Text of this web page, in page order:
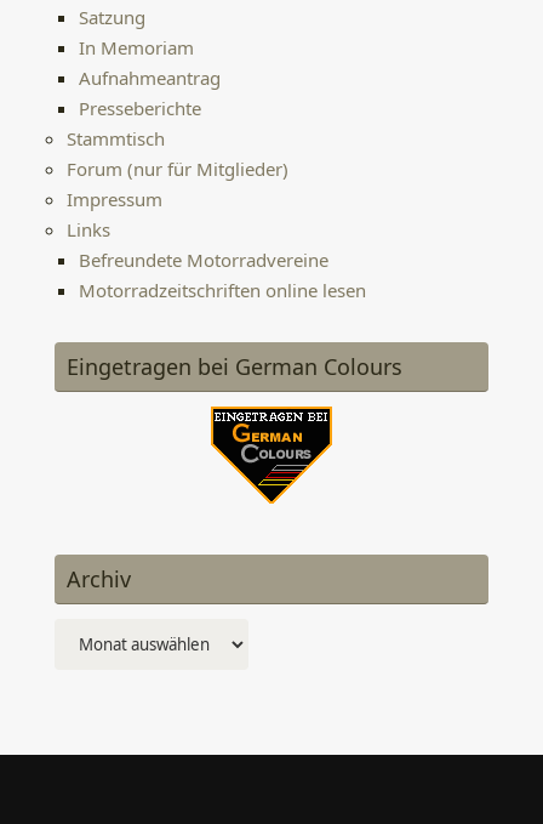
Satzung
In Memoriam
Aufnahmeantrag
Presseberichte
Stammtisch
Forum (nur für Mitglieder)
Impressum
Links
Befreundete Motorradvereine
Motorradzeitschriften online lesen
Eingetragen bei German Colours
Archiv
Archiv